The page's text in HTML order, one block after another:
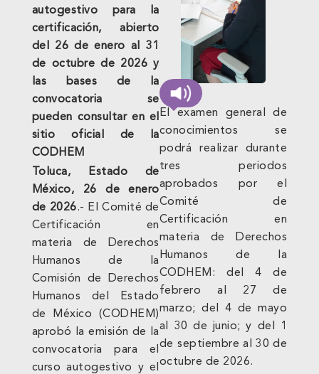
autogestivo para la
certificación, abierto
del 26 de enero al 31
de octubre de 2026 y
las bases de la
convocatoria se
pueden consultar en el
sitio oficial de la
CODHEM
Toluca, Estado de
México, 26 de enero
de 2026.- El Comité de
Certificación en
materia de Derechos
Humanos de la
Comisión de Derechos
Humanos del Estado
de México (CODHEM)
aprobó la emisión de la
convocatoria para el
curso autogestivo y el
El examen general de
conocimientos se
podrá realizar durante
tres periodos
aprobados por el
Comité de
Certificación en
materia de Derechos
Humanos de la
CODHEM: del 4 de
febrero al 27 de
marzo; del 4 de mayo
al 30 de junio; y del 1
de septiembre al 30 de
octubre de 2026.